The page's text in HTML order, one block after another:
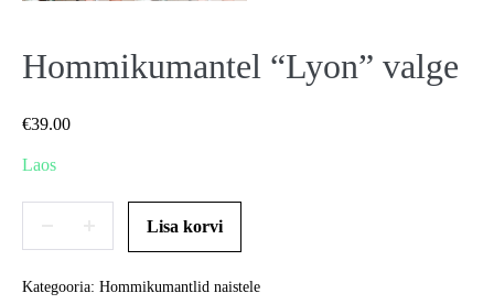
Hommikumantel “Lyon” valge
€39.00
Laos
Hommikumantel
“Lyon”
Lisa korvi
Kategooria: Hommikumantlid naistele